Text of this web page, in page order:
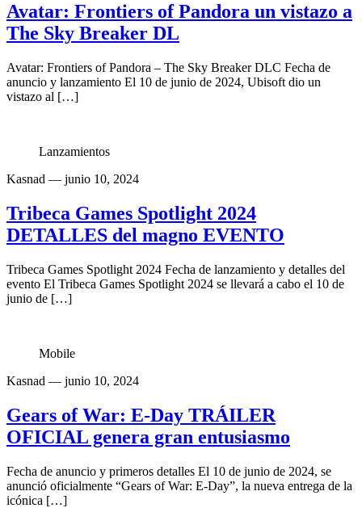
Avatar: Frontiers of Pandora un vistazo a
The Sky Breaker DL
Avatar: Frontiers of Pandora – The Sky Breaker DLC Fecha de
anuncio y lanzamiento El 10 de junio de 2024, Ubisoft dio un
vistazo al […]
Lanzamientos
Kasnad — junio 10, 2024
Tribeca Games Spotlight 2024
DETALLES del magno EVENTO
Tribeca Games Spotlight 2024 Fecha de lanzamiento y detalles del
evento El Tribeca Games Spotlight 2024 se llevará a cabo el 10 de
junio de […]
Mobile
Kasnad — junio 10, 2024
Gears of War: E-Day TRÁILER
OFICIAL genera gran entusiasmo
Fecha de anuncio y primeros detalles El 10 de junio de 2024, se
anunció oficialmente “Gears of War: E-Day”, la nueva entrega de la
icónica […]